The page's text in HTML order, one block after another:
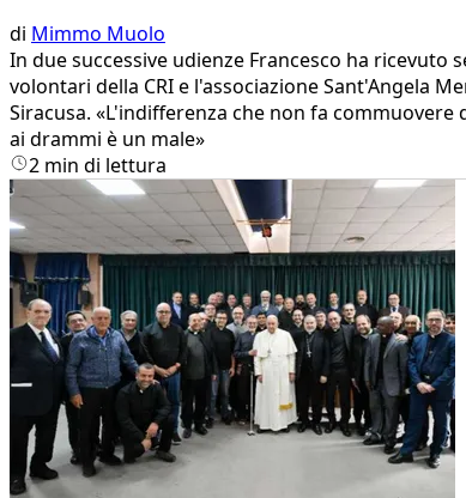
di Mimmo Muolo
In due successive udienze Francesco ha ricevuto
volontari della CRI e l'associazione Sant'Angela
Siracusa. «L'indifferenza che non fa commuovere
ai drammi è un male»
2 min di lettura